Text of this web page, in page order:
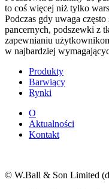
to coś więcej niż tylko
Podczas gdy uwaga
pancernych, podszewki z
zapewnianiu
w najbardziej
Produkty
Barwiący
Rynki
O
Aktualności
Kontakt
© W.Ball & Son Limited